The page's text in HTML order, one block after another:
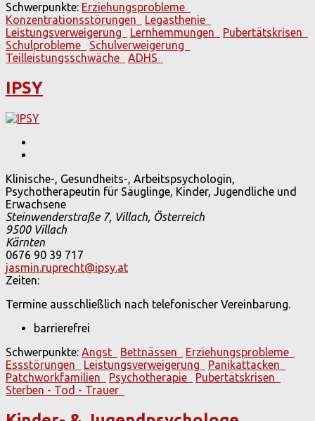
Schwerpunkte: Erziehungsprobleme
Konzentrationsstörungen
Legasthenie
Leistungsverweigerung
Lernhemmungen
Pubertätskrisen
Schulprobleme
Schulverweigerung
Teilleistungsschwäche
ADHS
IPSY
Klinische-, Gesundheits-, Arbeitspsychologin,
Psychotherapeutin für Säuglinge, Kinder, Jugendliche und
Erwachsene
Steinwenderstraße 7, Villach, Österreich
9500Villach
Kärnten
0676 90 39 717
jasmin.ruprecht@ipsy.at
Zeiten:
Termine ausschließlich nach telefonischer Vereinbarung.
barrierefrei
Schwerpunkte: Angst Bettnässen
Erziehungsprobleme
Essstörungen
Leistungsverweigerung
Panikattacken
Patchworkfamilien
Psychotherapie
Pubertätskrisen
Sterben - Tod - Trauer